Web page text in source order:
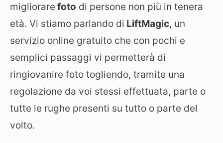
migliorare foto di persone non più in tenera
età. Vi stiamo parlando di LiftMagic, un
servizio online gratuito che con pochi e
semplici passaggi vi permetterà di
ringiovanire foto togliendo, tramite una
regolazione da voi stessi effettuata, parte o
tutte le rughe presenti su tutto o parte del
volto.